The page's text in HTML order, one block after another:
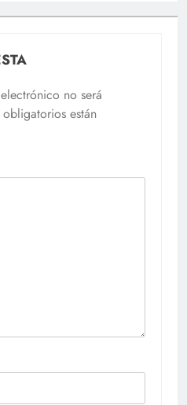
no será
obligatorios están